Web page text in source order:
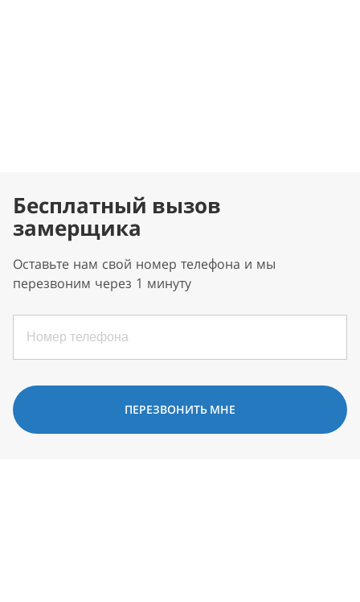
Бесплатный вызов
замерщика
Оставьте нам свой номер телефона и мы
перезвоним через 1 минуту
ПЕРЕЗВОНИТЬ МНЕ